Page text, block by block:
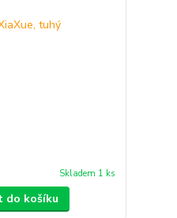
Skladem 1 ks
do košíku